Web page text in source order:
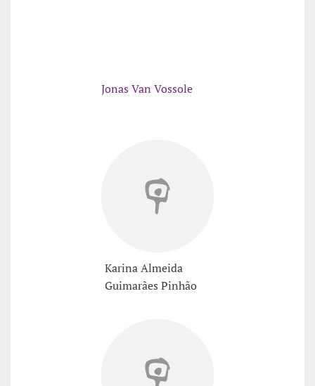
Jonas Van Vossole
Karina Almeida
Guimarães Pinhão